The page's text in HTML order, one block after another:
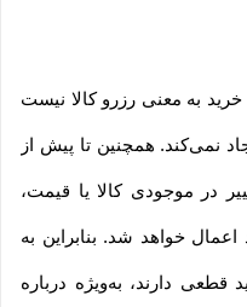
به معنی رزرو کالا نیست
نمی‌کند. همچنین تا پیش از
در موجودی کالا یا قیمت،
خواهد شد. بنابراین به
دارند، به‌ویژه درباره